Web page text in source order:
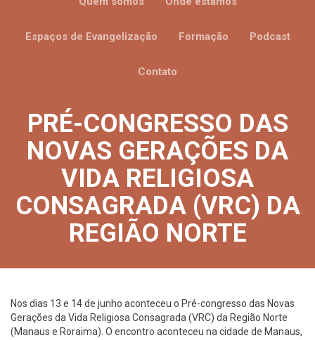
Espaços de Evangelização Formação Podcast
Contato
PRÉ-CONGRESSO DAS
NOVAS GERAÇÕES DA
VIDA RELIGIOSA
CONSAGRADA (VRC) DA
REGIÃO NORTE
Nos dias 13 e 14 de junho aconteceu o Pré-congresso das Novas
Gerações da Vida Religiosa Consagrada (VRC) da Região Norte
(Manaus e Roraima). O encontro aconteceu na cidade de Manaus,